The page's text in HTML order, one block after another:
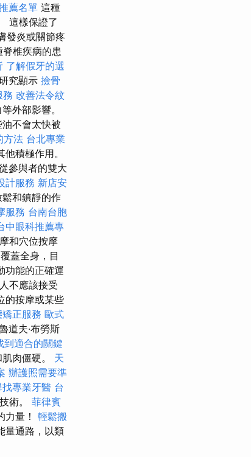
薦名單 這種
這樣保證了
發炎或關節疼
椎疾病的患
了解假牙的選
究顯示 撿骨
務 改善法令紋
外部影響。
不會太快被
方法 台北專業
積極作用。
參與者的雙大
計服務 新店安
和鎮靜的作
服務 台南台胞
中眼科推薦專
和穴位按摩
覆蓋全身，目
功能的正確運
不應該接受
的按摩或某些
正服務 歐式
道夫·布勞斯
到適合的關鍵
肉僵硬。 天
辦護照需要準
找專業牙醫 台
術。 菲律賓
力量！ 輕鬆搬
量通路，以類